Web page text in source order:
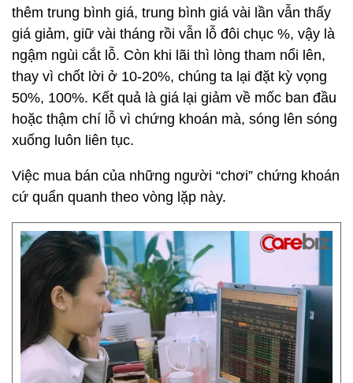
thêm trung bình giá, trung bình giá vài lần vẫn thấy
giá giảm, giữ vài tháng rồi vẫn lỗ đôi chục %, vậy là
ngậm ngùi cắt lỗ. Còn khi lãi thì lòng tham nổi lên,
thay vì chốt lời ở 10-20%, chúng ta lại đặt kỳ vọng
50%, 100%. Kết quả là giá lại giảm về mốc ban đầu
hoặc thậm chí lỗ vì chứng khoán mà, sóng lên sóng
xuống luôn liên tục.
Việc mua bán của những người “chơi” chứng khoán
cứ quẩn quanh theo vòng lặp này.